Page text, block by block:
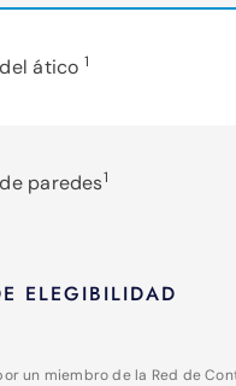
ático 1
paredes1
ELEGIBILIDAD
un miembro de la Red de